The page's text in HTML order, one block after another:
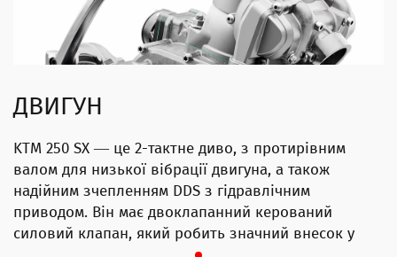
ДВИГУН
KTM 250 SX — це 2-тактне диво, з протирівним
валом для низької вібрації двигуна, а також
надійним зчепленням DDS з гідравлічним
приводом. Він має двоклапанний керований
силовий клапан, який робить значний внесок у